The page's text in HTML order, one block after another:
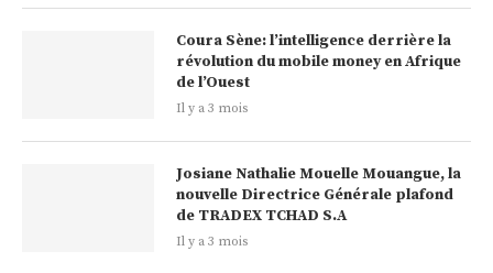
Coura Sène: l’intelligence derrière la
révolution du mobile money en Afrique
de l’Ouest
Il y a 3 mois
Josiane Nathalie Mouelle Mouangue, la
nouvelle Directrice Générale plafond
de TRADEX TCHAD S.A
Il y a 3 mois